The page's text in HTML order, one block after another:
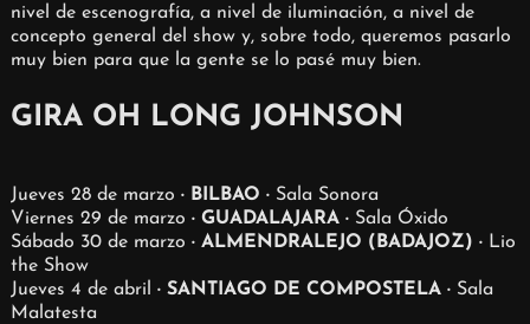
nivel de escenografía, a nivel de iluminación, a nivel de
concepto general del show y, sobre todo, queremos pasarlo
muy bien para que la gente se lo pasé muy bien.
GIRA OH LONG JOHNSON
Jueves 28 de marzo · BILBAO · Sala Sonora
Viernes 29 de marzo · GUADALAJARA · Sala Óxido
Sábado 30 de marzo · ALMENDRALEJO (BADAJOZ) · Lio
the Show
Jueves 4 de abril
· SANTIAGO DE COMPOSTELA · Sala
Malatesta